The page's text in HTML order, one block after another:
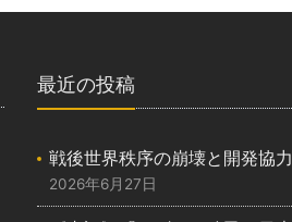
最近の投稿
戦後世界秩序の崩壊と開発協力
2026年6月27日